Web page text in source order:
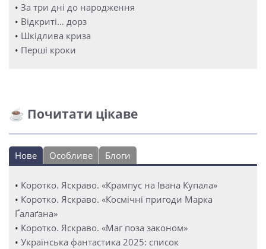
• За три дні до народження
• Відкриті… дорз
• Шкідлива криза
• Перші кроки
☕ Почитати цікаве
Нове Особливе Блоги
• Коротко. Яскраво. «Крампус на Івана Купала»
• Коротко. Яскраво. «Космічні пригоди Марка
Ґалаґана»
• Коротко. Яскраво. «Маг поза законом»
• Українська фантастика 2025: список